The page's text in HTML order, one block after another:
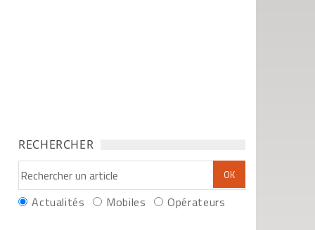
RECHERCHER
Actualités Mobiles Opérateurs